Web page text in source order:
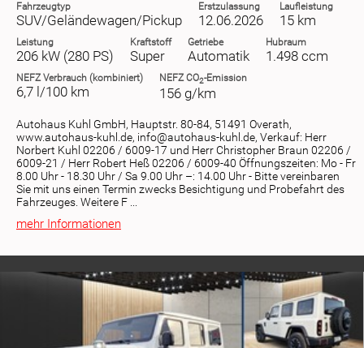
Fahrzeugtyp
SUV/Geländewagen/Pickup
Erstzulassung
12.06.2026
Laufleistung
15 km
Leistung
206 kW (280 PS)
Kraftstoff
Super
Getriebe
Automatik
Hubraum
1.498 ccm
NEFZ Verbrauch (kombiniert)
6,7 l/100 km
NEFZ CO2-Emission
156 g/km
Autohaus Kuhl GmbH, Hauptstr. 80-84, 51491 Overath,
www.autohaus-kuhl.de, info@autohaus-kuhl.de, Verkauf: Herr
Norbert Kuhl 02206 / 6009-17 und Herr Christopher Braun 02206 /
6009-21 / Herr Robert Heß 02206 / 6009-40 Öffnungszeiten: Mo - Fr
8.00 Uhr - 18.30 Uhr / Sa 9.00 Uhr –: 14.00 Uhr - Bitte vereinbaren
Sie mit uns einen Termin zwecks Besichtigung und Probefahrt des
Fahrzeuges. Weitere F ...
mehr Informationen